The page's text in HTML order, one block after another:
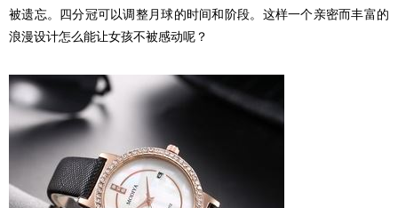
被遗忘。四分冠可以调整月球的时间和阶段。这样一个亲密而丰富的
浪漫设计怎么能让女孩不被感动呢？